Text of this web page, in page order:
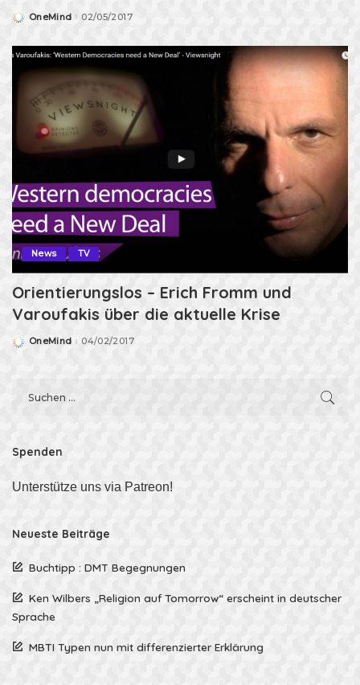
PostedOneMind 02/05/2017
News TV
Orientierungslos – Erich Fromm und
Varoufakis über die aktuelle Krise
PostedOneMind 04/02/2017
Spenden
Unterstütze uns via Patreon!
Neueste Beiträge
Buchtipp : DMT Begegnungen
Ken Wilbers „Religion auf Tomorrow“ erscheint in deutscher
Sprache
MBTI Typen nun mit differenzierter Erklärung